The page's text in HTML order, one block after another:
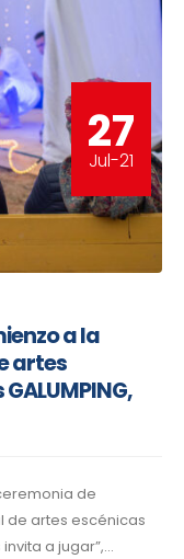
27
Jul-21
a la
artes
de
de artes escénicas
a jugar”,...